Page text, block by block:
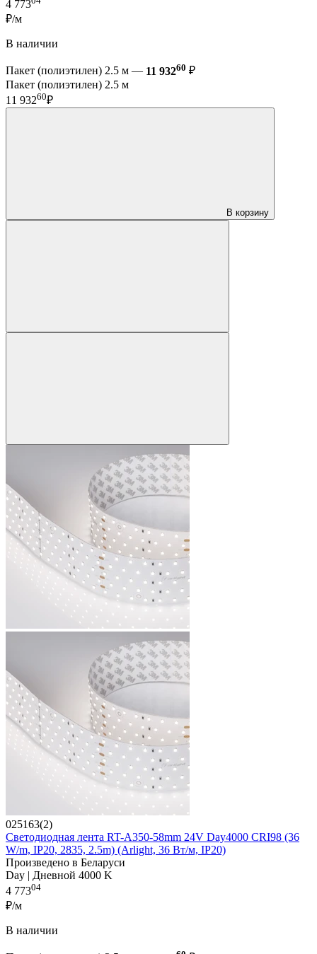
4 773
₽/м
В наличии
Пакет (полиэтилен) 2.5 м — 11 93260 ₽
Пакет (полиэтилен) 2.5 м
11 93260₽
В корзину
025163(2)
Светодиодная лента RT-A350-58mm 24V Day4000 CRI98 (36
W/m, IP20, 2835, 2.5m) (Arlight, 36 Вт/м, IP20)
Произведено в Беларуси
Day | Дневной 4000 K
4 77304
₽/м
В наличии